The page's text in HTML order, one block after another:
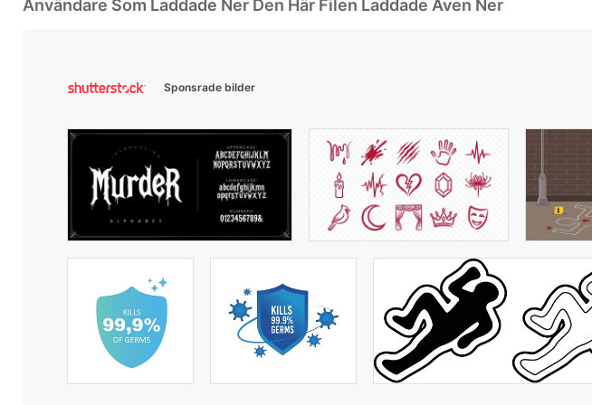
Användare Som Laddade Ner Den Här Filen Laddade Även Ner
Sponsrade bilder